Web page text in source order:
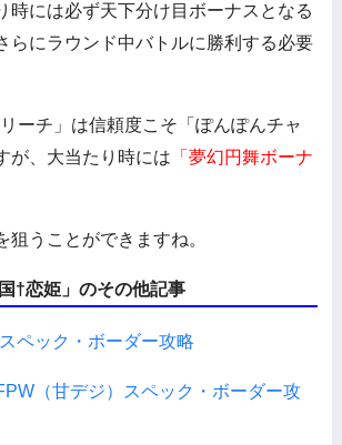
時には必ず天下分け目ボーナスとなる
らにラウンド中バトルに勝利する必要
ーチ」は信頼度こそ「ぽんぽんチャ
が、大当たり時には 「夢幻円舞ボーナ
狙うことができますね。
†恋姫」のその他記事
ペック・ボーダー攻略
（甘デジ）スペック・ボーダー攻